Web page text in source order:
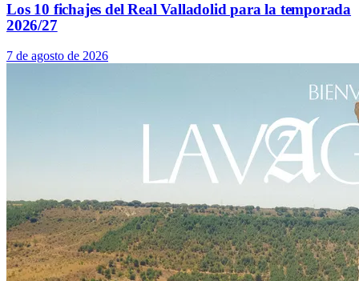
Los 10 fichajes del Real Valladolid para la temporada
2026/27
7 de agosto de 2026